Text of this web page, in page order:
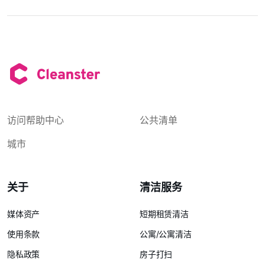
访问帮助中心
公共清单
城市
关于
媒体资产
使用条款
隐私政策
清洁服务
短期租赁清洁
公寓/公寓清洁
房子打扫